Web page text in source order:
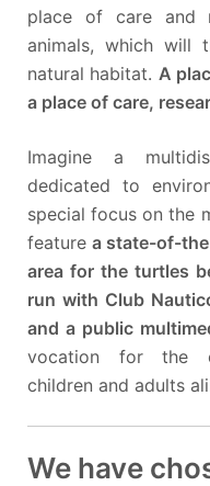
place of care and
animals, which will
natural habitat. A
a place of care,
Imagine a
dedicated to
special focus on the
featurea state-of-
area for the turtles
run with Club
and a public
vocation for the
children and adults
We have